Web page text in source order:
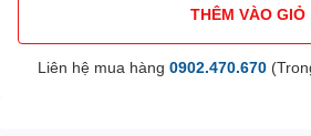
THÊM VÀO GIỎ
Liên hệ mua hàng 0902.470.670